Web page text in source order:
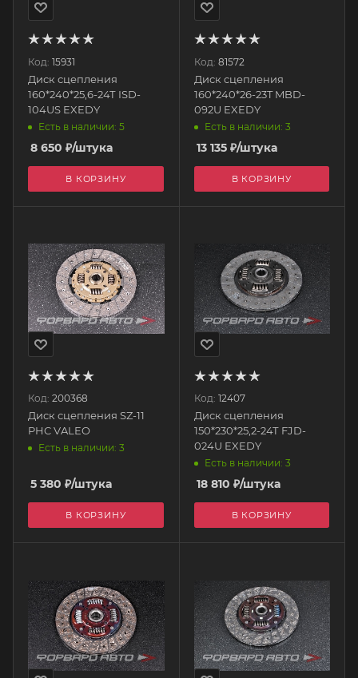
Код: 15931
Диск сцепления
160*240*25,6-24Т ISD-
104US EXEDY
Есть в наличии: 5
8 650 ₽/штука
В КОРЗИНУ
Код: 81572
Диск сцепления
160*240*26-23T MBD-
092U EXEDY
Есть в наличии: 3
13 135₽/штука
В КОРЗИНУ
Код: 200368
Диск сцепления SZ-11
PHC VALEO
Есть в наличии: 3
5 380 ₽/штука
В КОРЗИНУ
Код: 12407
Диск сцепления
150*230*25,2-24Т FJD-
024U EXEDY
Есть в наличии: 3
18 810 ₽/штука
В КОРЗИНУ